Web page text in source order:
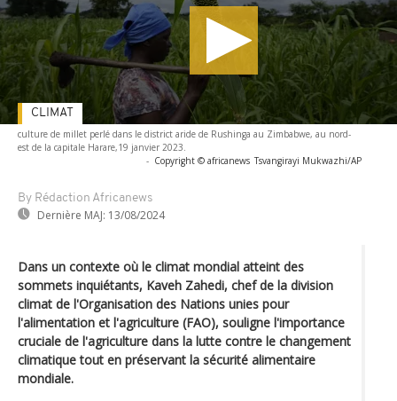
culture de millet perlé dans le district aride de Rushinga au Zimbabwe, au nord-
est de la capitale Harare,19 janvier 2023.
- Copyright © africanews Tsvangirayi Mukwazhi/AP
By Rédaction Africanews
Dernière MAJ: 13/08/2024
CLIMAT
Dans un contexte où le climat mondial atteint des
sommets inquiétants, Kaveh Zahedi, chef de la division
climat de l'Organisation des Nations unies pour
l'alimentation et l'agriculture (FAO), souligne l'importance
cruciale de l'agriculture dans la lutte contre le changement
climatique tout en préservant la sécurité alimentaire
mondiale.